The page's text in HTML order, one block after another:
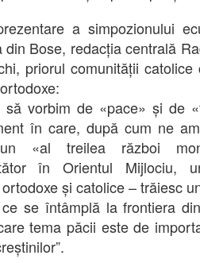
a simpozionului
din Bose, redacția centrală
priorul comunității
să vorbim de «pace» și de
în care, după cum ne
«al treilea război
în Orientul Mijlociu,
și catolice – trăiesc
se întâmplă la frontiera
tema păcii este de